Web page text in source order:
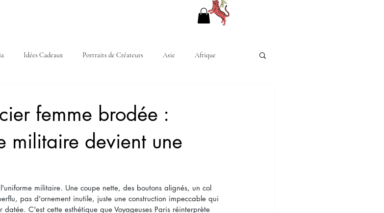
Idées Cadeaux Portraits de Créateurs Asie Afrique
femme brodée :
militaire devient une
militaire. Une coupe nette, des boutons alignés, un col
pas d'ornement inutile, juste une construction impeccable qui
datée. C'est cette esthétique que Voyageuses Paris réinterprète